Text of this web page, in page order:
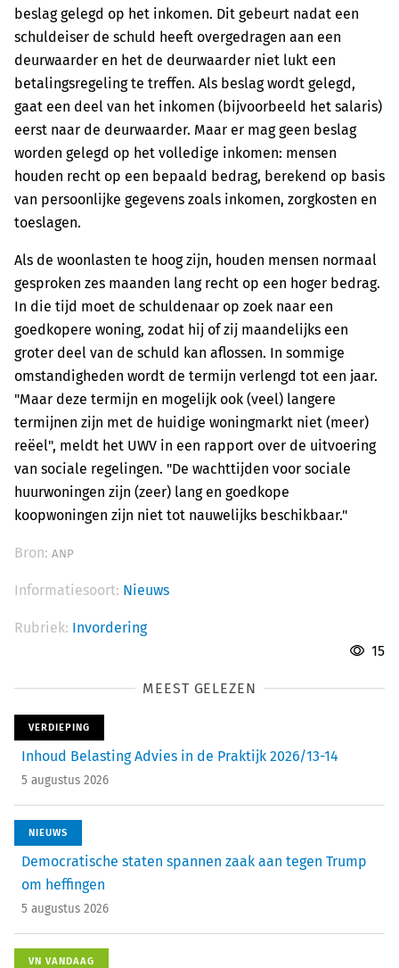
beslag gelegd op het inkomen. Dit gebeurt nadat een
schuldeiser de schuld heeft overgedragen aan een
deurwaarder en het de deurwaarder niet lukt een
betalingsregeling te treffen. Als beslag wordt gelegd,
gaat een deel van het inkomen (bijvoorbeeld het salaris)
eerst naar de deurwaarder. Maar er mag geen beslag
worden gelegd op het volledige inkomen: mensen
houden recht op een bepaald bedrag, berekend op basis
van persoonlijke gegevens zoals inkomen, zorgkosten en
toeslagen.
Als de woonlasten te hoog zijn, houden mensen normaal
gesproken zes maanden lang recht op een hoger bedrag.
In die tijd moet de schuldenaar op zoek naar een
goedkopere woning, zodat hij of zij maandelijks een
groter deel van de schuld kan aflossen. In sommige
omstandigheden wordt de termijn verlengd tot een jaar.
"Maar deze termijn en mogelijk ook (veel) langere
termijnen zijn met de huidige woningmarkt niet (meer)
reëel", meldt het UWV in een rapport over de uitvoering
van sociale regelingen. "De wachttijden voor sociale
huurwoningen zijn (zeer) lang en goedkope
koopwoningen zijn niet tot nauwelijks beschikbaar."
Bron: ANP
Informatiesoort: Nieuws
Rubriek: Invordering
15
MEEST GELEZEN
VERDIEPING
Inhoud Belasting Advies in de Praktijk 2026/13-14
5 augustus 2026
NIEUWS
Democratische staten spannen zaak aan tegen Trump
om heffingen
5 augustus 2026
VN VANDAAG